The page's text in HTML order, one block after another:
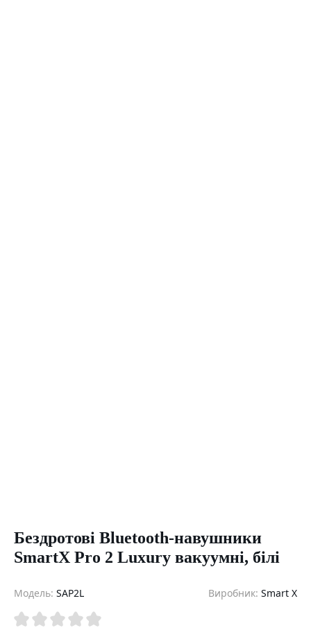
Бездротові Bluetooth-навушники
SmartX Pro 2 Luxury вакуумні, білі
Модель: SAP2L Виробник: Smart X